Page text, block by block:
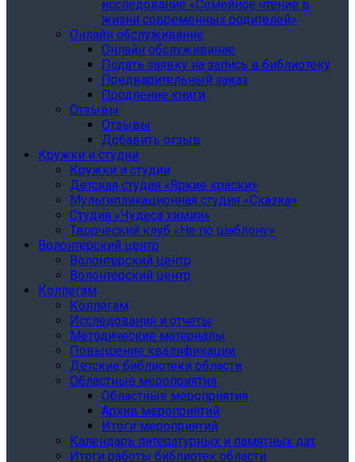
исследование «Семейное чтение в
жизни современных родителей»
Онлайн обслуживание
Онлайн обслуживание
Подать заявку на запись в библиотеку
Предварительный заказ
Продление книги
Отзывы
Отзывы
Добавить отзыв
Кружки и студии
Кружки и студии
Детская студия «Яркие краски»
Мультипликационная студия «Сказка»
Студия «Чудеса химии»
Творческий клуб «Не по шаблону»
Волонтерский центр
Волонтерский центр
Волонтерский центр
Коллегам
Коллегам
Исследования и отчеты
Методические материалы
Повышение квалификации
Детские библиотеки области
Областные мероприятия
Областные мероприятия
Архив мероприятий
Итоги мероприятий
Календарь литературных и памятных дат
Итоги работы библиотек области